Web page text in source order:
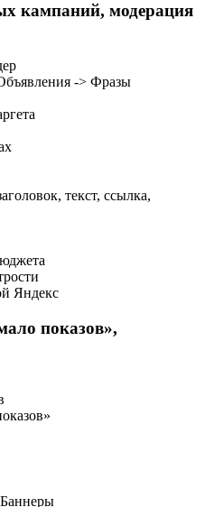
кампаний, модерация
-> Фразы
текст, ссылка,
Яндекс
показов»,